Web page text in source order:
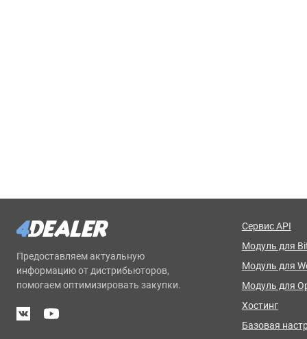
Предоставляем актуальную
информацию от дистрибьюторов,
помогаем оптимизировать закупки.
Сервис API
Модуль для
Модуль для
Модуль для
Хостинг
Базовая